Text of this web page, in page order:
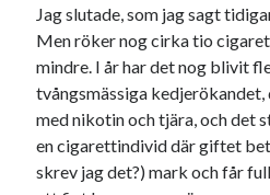
Jag slutade, som jag sagt
Men röker nog cirka tio
mindre. I år har det nog blivit
tvångsmässiga kedjerökandet,
med nikotin och tjära, och det
en cigarettindivid där giftet
skrev jag det?) mark och får